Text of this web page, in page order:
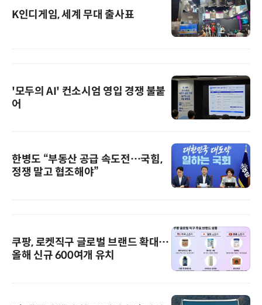
K인디게임, 세계 무대 출사표
'모두의 AI' 컨소시엄 영입 경쟁 불붙
어
한병도 “부동산 공급 속도전…국힘,
정쟁 말고 협조해야”
쿠팡, 로켓직구 글로벌 브랜드 확대…
올해 신규 600여개 유치